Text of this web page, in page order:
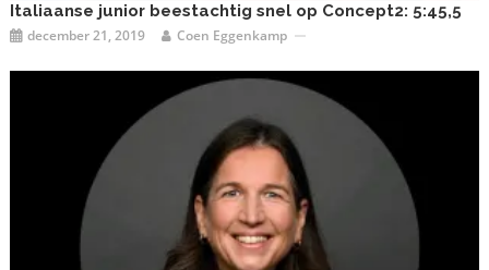
Italiaanse junior beestachtig snel op Concept2: 5:45,5
december 21, 2019 Coen Eggenkamp